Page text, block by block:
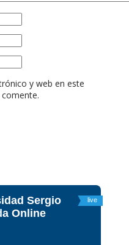
y web en este